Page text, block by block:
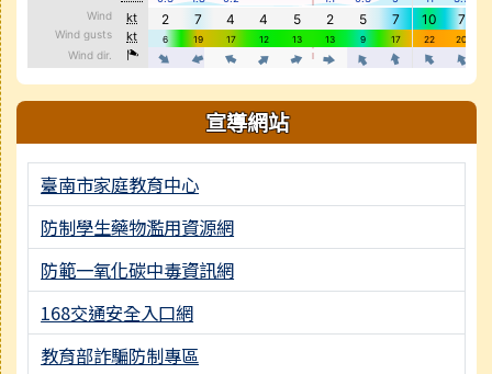
宣導網站
臺南市家庭教育中心
防制學生藥物濫用資源網
防範一氧化碳中毒資訊網
168交通安全入口網
教育部詐騙防制專區